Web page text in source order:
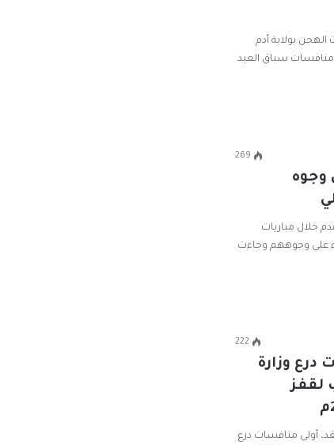
بولاية أدم
منافسات سباق العيد
269
وجوه
خلال مباريات
على وجوههم وجاءت
222
درع وزارة
لقفز
أولى منافسات درع